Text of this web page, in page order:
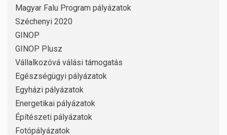
Magyar Falu Program pályázatok
Széchenyi 2020
GINOP
GINOP Plusz
Vállalkozóvá válási támogatás
Egészségügyi pályázatok
Egyházi pályázatok
Energetikai pályázatok
Építészeti pályázatok
Fotópályázatok